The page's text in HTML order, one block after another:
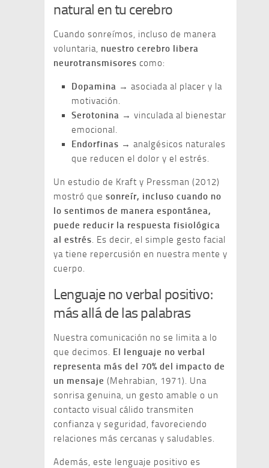
natural en tu cerebro
Cuando sonreímos, incluso de manera
voluntaria, nuestro cerebro libera
neurotransmisores como:
Dopamina → asociada al placer y la
motivación.
Serotonina → vinculada al bienestar
emocional.
Endorfinas → analgésicos naturales
que reducen el dolor y el estrés.
Un estudio de Kraft y Pressman (2012)
mostró que sonreír, incluso cuando no
lo sentimos de manera espontánea,
puede reducir la respuesta fisiológica
al estrés. Es decir, el simple gesto facial
ya tiene repercusión en nuestra mente y
cuerpo.
Lenguaje no verbal positivo:
más allá de las palabras
Nuestra comunicación no se limita a lo
que decimos. El lenguaje no verbal
representa más del 70% del impacto de
un mensaje (Mehrabian, 1971). Una
sonrisa genuina, un gesto amable o un
contacto visual cálido transmiten
confianza y seguridad, favoreciendo
relaciones más cercanas y saludables.
Además, este lenguaje positivo es